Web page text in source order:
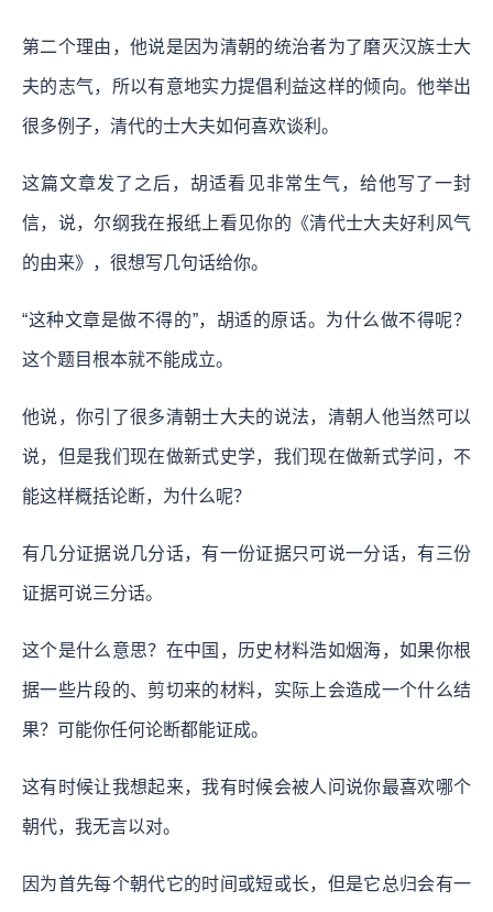
第二个理由，他说是因为清朝的统治者为了磨灭汉族士大
夫的志气，所以有意地实力提倡利益这样的倾向。他举出
很多例子，清代的士大夫如何喜欢谈利。
这篇文章发了之后，胡适看见非常生气，给他写了一封
信，说，尔纲我在报纸上看见你的《清代士大夫好利风气
的由来》，很想写几句话给你。
“这种文章是做不得的”，胡适的原话。为什么做不得呢？
这个题目根本就不能成立。
他说，你引了很多清朝士大夫的说法，清朝人他当然可以
说，但是我们现在做新式史学，我们现在做新式学问，不
能这样概括论断，为什么呢？
有几分证据说几分话，有一份证据只可说一分话，有三份
证据可说三分话。
这个是什么意思？在中国，历史材料浩如烟海，如果你根
据一些片段的、剪切来的材料，实际上会造成一个什么结
果？可能你任何论断都能证成。
这有时候让我想起来，我有时候会被人问说你最喜欢哪个
朝代，我无言以对。
因为首先每个朝代它的时间或短或长，但是它总归会有一